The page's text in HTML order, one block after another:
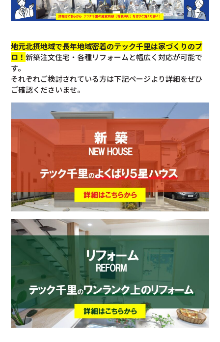
地元北摂地域で長年地域密着のテック千里は家づくりのプ
ロ！新築注文住宅・各種リフォームと幅広く対応が可能で
す。
それぞれご検討されている方は下記ページより詳細をぜひ
ご確認くださいませ。